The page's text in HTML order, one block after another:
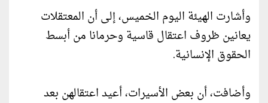
وأشارت الهيئة اليوم الخميس، إلى أن المعتقلات
يعانين ظروف اعتقال قاسية وحرمانا من أبسط
الحقوق الإنسانية.
وأضافت، أن بعض الأسيرات، أعيد اعتقالهن بعد